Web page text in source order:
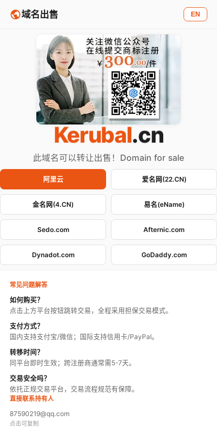
域名出售 EN
Kerubal.cn
此域名可以转让出售！Domain for sale
阿里云 爱名网(22.CN)
金名网(4.CN) 易名(eName)
Sedo.com Afternic.com
Dynadot.com GoDaddy.com
常见问题解答
如何购买？
点击上方平台按钮跳转交易，全程采用担保交易模式。
支付方式？
国内支持支付宝/微信；国际支持信用卡/PayPal。
转移时间？
同平台即时生效；跨注册商通常需5-7天。
交易安全吗？
依托正规交易平台，交易流程规范有保障。
直接联系持有人
87590219@qq.com
点击可复制